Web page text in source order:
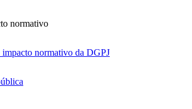
normativo
impacto normativo da DGPJ